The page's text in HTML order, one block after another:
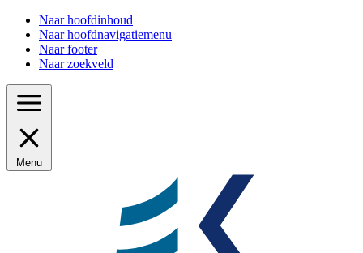
Naar hoofdinhoud
Naar hoofdnavigatiemenu
Naar footer
Naar zoekveld
Menu